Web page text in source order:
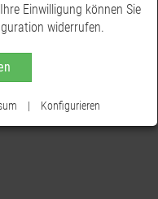
Einwilligung können Sie
widerrufen.
| Konfigurieren